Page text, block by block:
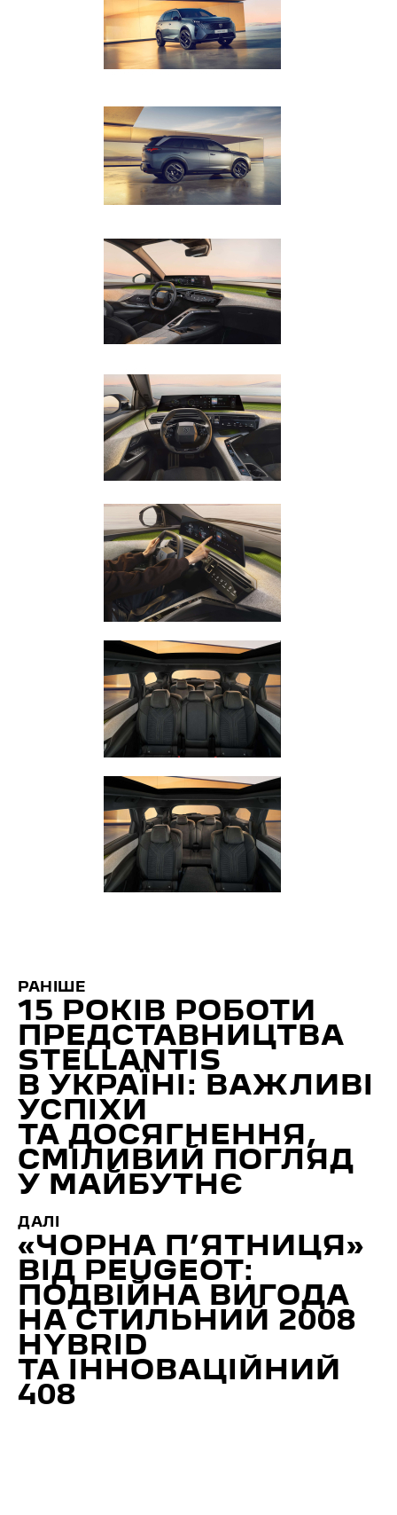
РАНІШЕ
15 РОКІВ РОБОТИ
ПРЕДСТАВНИЦТВА
STELLANTIS
В УКРАЇНІ: ВАЖЛИВІ
УСПІХИ
ТА ДОСЯГНЕННЯ,
СМІЛИВИЙ ПОГЛЯД
У МАЙБУТНЄ
ДАЛІ
«ЧОРНА П’ЯТНИЦЯ»
ВІД PEUGEOT:
ПОДВІЙНА ВИГОДА
НА СТИЛЬНИЙ 2008
HYBRID
ТА ІННОВАЦІЙНИЙ
408